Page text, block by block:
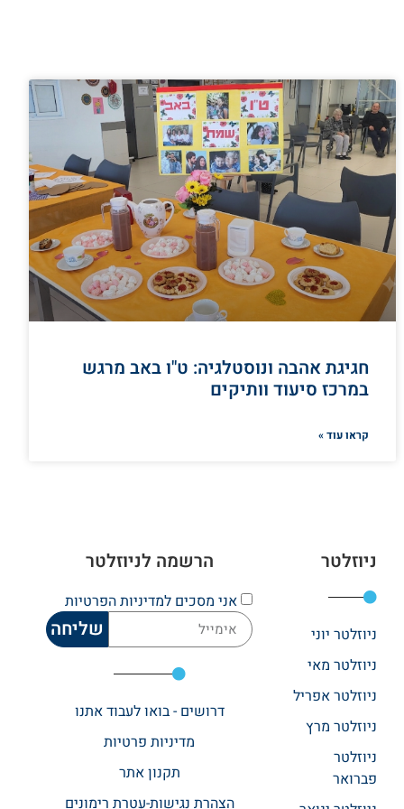
חגיגת אהבה ונוסטלגיה: ט"ו באב מרגש
במרכז סיעוד וותיקים
קראו עוד »
ניוזלטר
ניוזלטר יוני
ניוזלטר מאי
ניוזלטר אפריל
ניוזלטר מרץ
ניוזלטר
פברואר
הרשמה לניוזלטר
אני מסכים למדיניות הפרטיות
שליחה
דרושים - בואו לעבוד אתנו
מדיניות פרטיות
תקנון אתר​
הצהרת נגישות-עטרת רימונים